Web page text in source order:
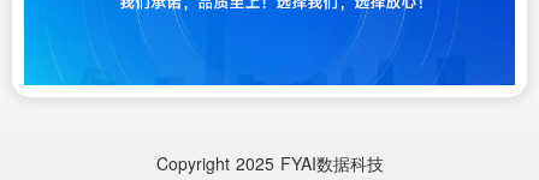
Copyright 2025 FYAI数据科技